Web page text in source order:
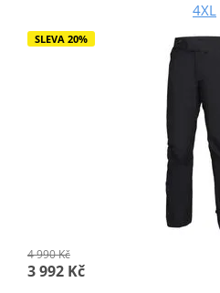
4XL
SLEVA 20%
4 990 Kč
3 992 Kč